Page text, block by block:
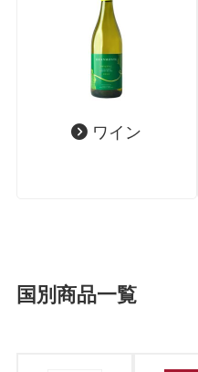
ワイン
国別商品一覧